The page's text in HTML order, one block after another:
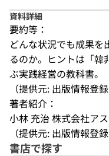
資料詳細
要約等：
どんな状況でも成果を
るのか。ヒントは「韓
ぶ実践経営の教科書。
（提供元: 出版情報登
著者紹介：
小林 充治 株式会社ア
（提供元: 出版情報登
書店で探す